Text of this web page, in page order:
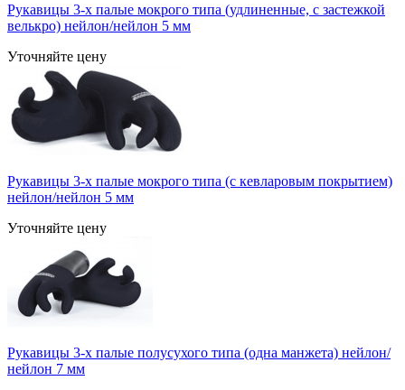
Рукавицы 3-х палые мокрого типа (удлиненные, с застежкой
велькро) нейлон/нейлон 5 мм
Уточняйте цену
Рукавицы 3-х палые мокрого типа (с кевларовым покрытием)
нейлон/нейлон 5 мм
Уточняйте цену
Рукавицы 3-х палые полусухого типа (одна манжета) нейлон/
нейлон 7 мм